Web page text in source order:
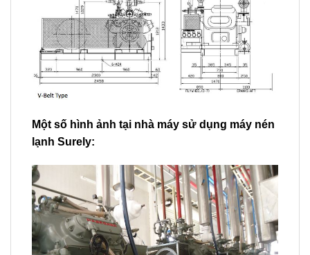
Một số hình ảnh tại nhà máy sử dụng máy nén
lạnh Surely: